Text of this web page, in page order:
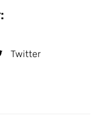
Twitter